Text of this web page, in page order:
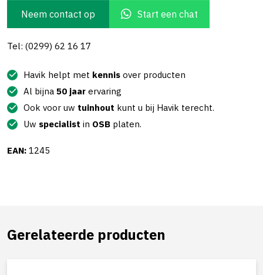
Neem contact op Start een chat
Tel: (0299) 62 16 17
Havik helpt met kennis over producten
Al bijna 50 jaar ervaring
Ook voor uw tuinhout kunt u bij Havik terecht.
Uw specialist in OSB platen.
EAN: 1245
Gerelateerde producten